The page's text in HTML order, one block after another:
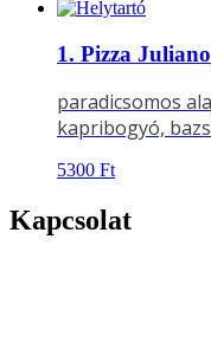
1. Pizza Juliano
paradicsomos
kapribogyó,
5300 Ft
Kapcsolat